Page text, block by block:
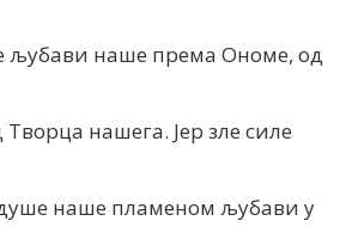
љубави наше према Ономе, од
нашега. Јер зле силе
душе наше пламеном љубави у